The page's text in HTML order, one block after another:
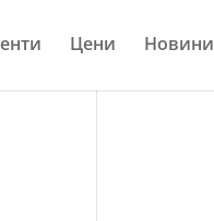
Цени Новини